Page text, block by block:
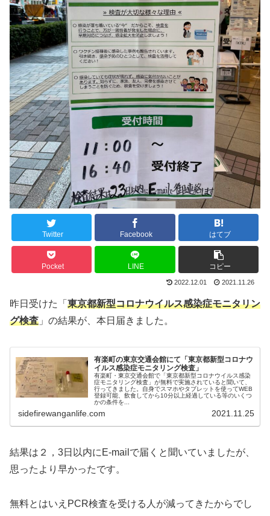
Twitter Facebook はてブ
Pocket LINE コピー
2022.12.01 2021.11.26
昨日受けた「 東京都新型コロナウイルス感染症モニタリン
グ検査 」の結果が、本日届きました。
有楽町の東京交通会館にて「東京都新型コロナウ
イルス感染症モニタリング検査」
有楽町・東京交通会館で「東京都新型コロナウイルス感染
症モニタリング検査」が無料で実施されていると聞いて、
行ってきました。自身でスマホやタブレットを使ってWEB
登録可能、飲食してから10分以上経過している等のいくつ
かの条件を...
sidefirewanganlife.com 2021.11.25
結果は２，3日以内にE-mailで届くと聞いていましたが、
思ったより早かったです。
無料とはいえPCR検査を受ける人が減ってきたからでし